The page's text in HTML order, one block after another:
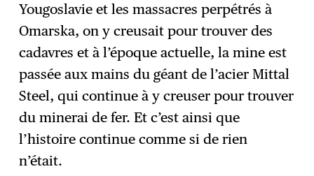
Yougoslavie et les massacres perpétrés à
Omarska, on y creusait pour trouver des
cadavres et à l’époque actuelle, la mine est
passée aux mains du géant de l’acier Mittal
Steel, qui continue à y creuser pour trouver
du minerai de fer. Et c’est ainsi que
l’histoire continue comme si de rien
n’était.